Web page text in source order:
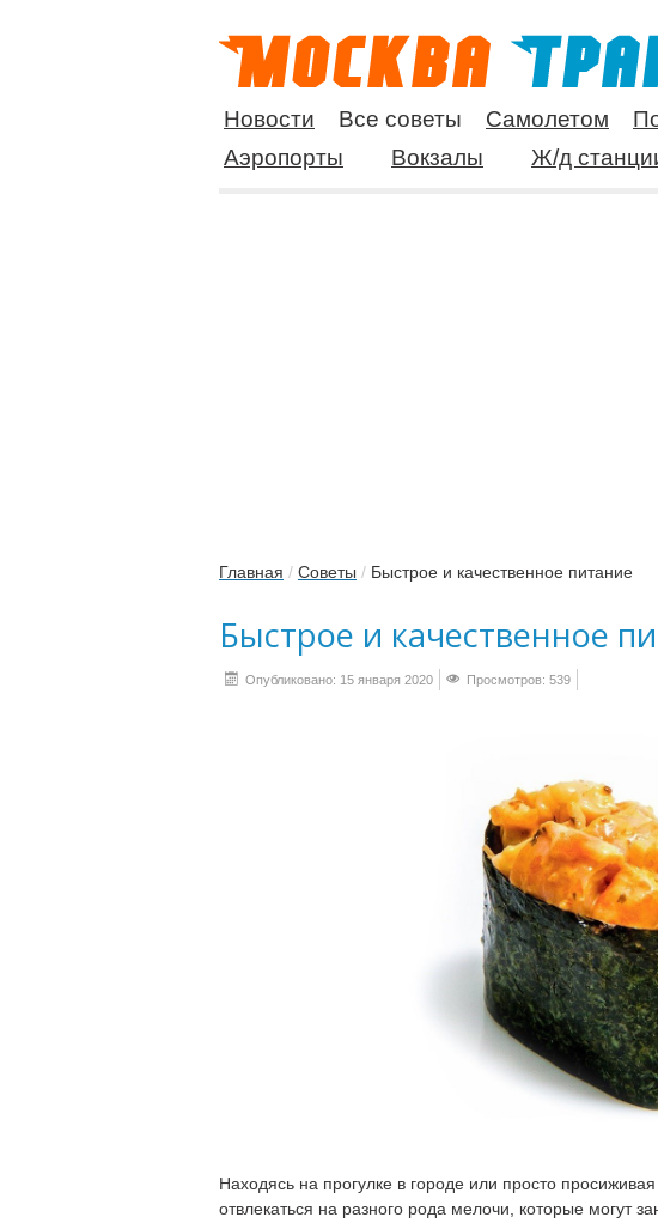
Новости Все советы Самолетом
Аэропорты
Вокзалы Ж/д
Главная / Советы / Быстрое и качественное питание
Быстрое и качественное
Опубликовано: 15 января 2020 Просмотров: 539
Находясь на прогулке в городе или просто
отвлекаться на разного рода мелочи, которые могут